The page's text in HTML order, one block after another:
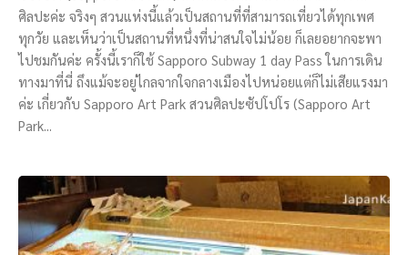
ศิลปะค่ะ จริงๆ สวนแห่งนี้แล้วเป็นสถานที่ที่สามารถเที่ยวได้ทุกเพศ
ทุกวัย และเห็นว่าเป็นสถานที่หนึ่งที่น่าสนใจไม่น้อย ก็เลยอยากจะพา
ไปชมกันค่ะ ครั้งนี้เราก็ใช้ Sapporo Subway 1 day Pass ในการเดิน
ทางมาที่นี่ ถึงแม้จะอยู่ไกลจากใจกลางเมืองไปหน่อยแต่ก็ไม่เสียแรงมา
ค่ะ เกี่ยวกับ Sapporo Art Park สวนศิลปะซัปโปโร (Sapporo Art
Park...